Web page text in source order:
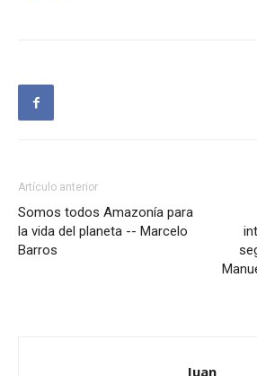
Artículo anterior
Somos todos Amazonía para
la vida del planeta -- Marcelo
Barros
Juan